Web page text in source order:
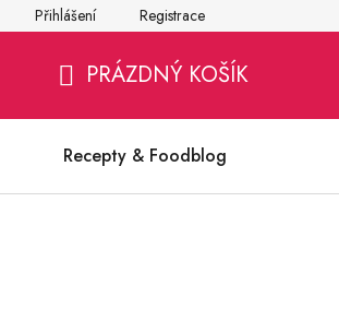
podmínky Ochrana osobních údajů
Přihlášení Registrace
KOŠÍK
PRÁZDNÝ KOŠÍK
Recepty & Foodblog